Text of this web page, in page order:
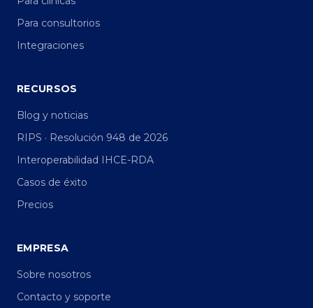
Para consultorios
Integraciones
RECURSOS
Blog y noticias
RIPS · Resolución 948 de 2026
Interoperabilidad IHCE-RDA
Casos de éxito
Precios
EMPRESA
Sobre nosotros
Contacto y soporte